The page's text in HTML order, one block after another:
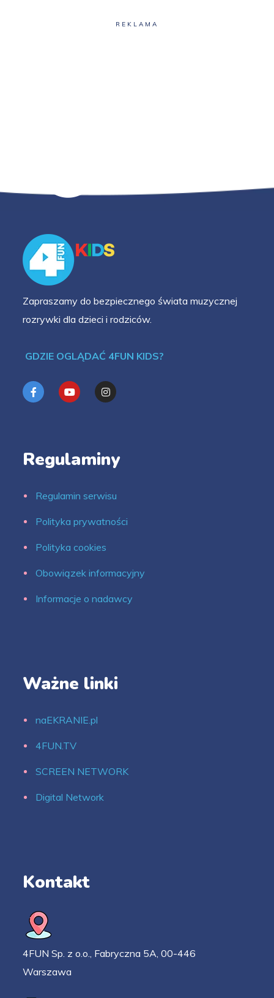
REKLAMA
Zapraszamy do bezpiecznego świata muzycznej
rozrywki dla dzieci i rodziców.
GDZIE OGLĄDAĆ 4FUN KIDS?
Regulaminy
Regulamin serwisu
Polityka prywatności
Polityka cookies
Obowiązek informacyjny
Informacje o nadawcy
Ważne linki
naEKRANIE.pl
4FUN.TV
SCREEN NETWORK
Digital Network
Kontakt
4FUN Sp. z o.o., Fabryczna 5A, 00-446
Warszawa